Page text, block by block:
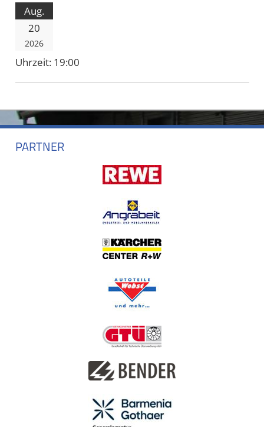
Aug.
20
2026
Uhrzeit: 19:00
PARTNER